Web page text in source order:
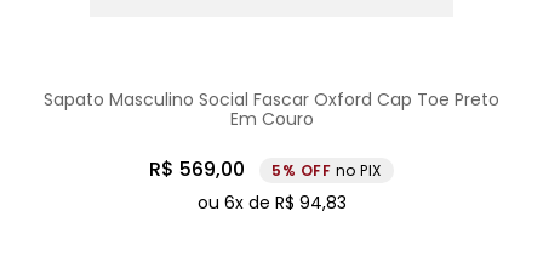
Sapato Masculino Social Fascar Oxford Cap Toe Preto
Em Couro
R$ 569,00 5% no PIX
ou 6x de R$ 94,83